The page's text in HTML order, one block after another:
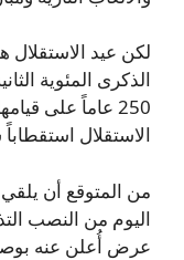
لكن عيد الاستقلال
الذكرى المئوية
250 عاماً على
الاستقلال
من المتوقع أن
اليوم من النصب
عرض أُعلن عنه